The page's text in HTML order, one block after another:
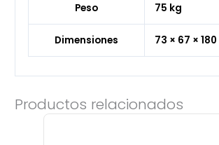
Peso 75 kg
Dimensiones 73 × 67 ×
Productos relacionados